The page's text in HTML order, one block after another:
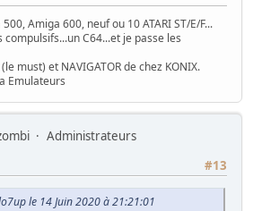
Amiga 600, neuf ou 10 ATARI ST/E/F...
C64...et je passe les
must) et NAVIGATOR de chez KONIX.
Emulateurs
Administrateurs
#13
le 14 Juin 2020 à 21:21:01